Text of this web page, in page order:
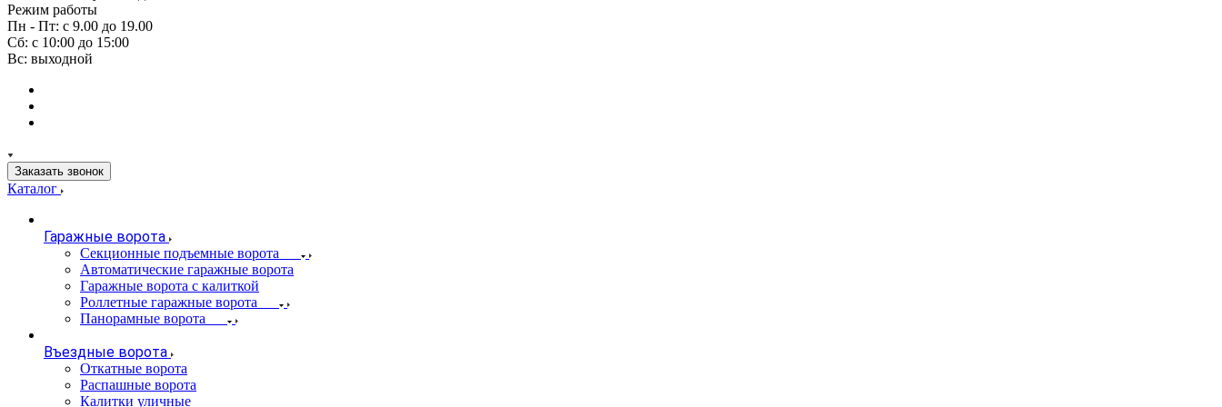
Режим работы
Пн - Пт: с 9.00 до 19.00
Сб: с 10:00 до 15:00
Вс: выходной
Заказать звонок
Каталог
Гаражные ворота
Секционные подъемные ворота
Автоматические гаражные ворота
Гаражные ворота с калиткой
Роллетные гаражные ворота
Панорамные ворота
Въездные ворота
Откатные ворота
Распашные ворота
Калитки уличные